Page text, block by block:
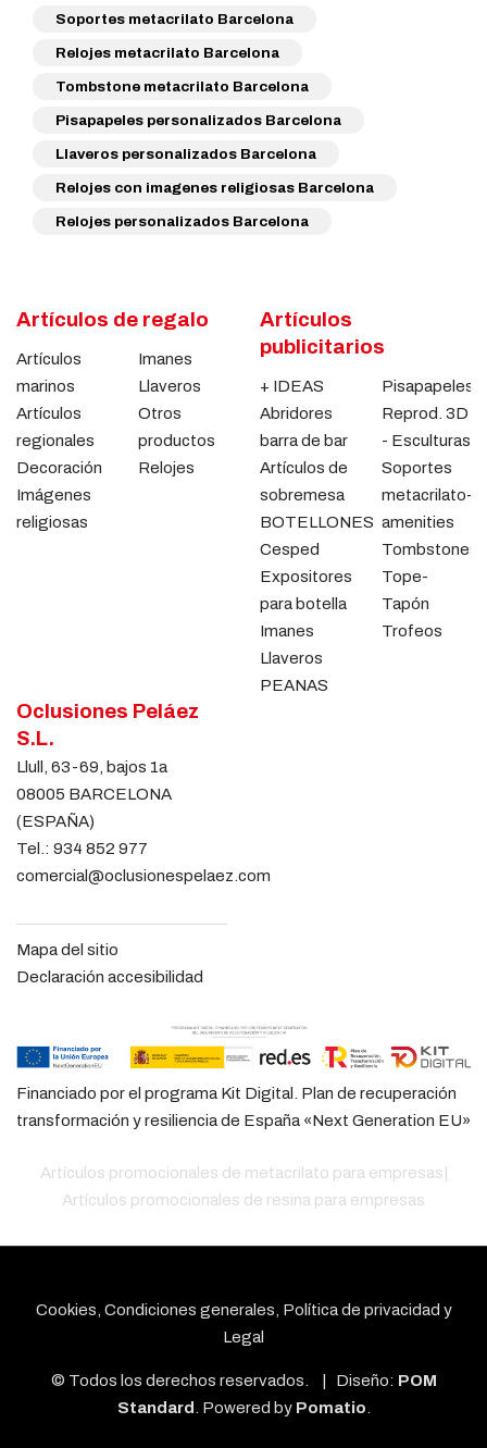
Soportes metacrilato Barcelona
Relojes metacrilato Barcelona
Tombstone metacrilato Barcelona
Pisapapeles personalizados Barcelona
Llaveros personalizados Barcelona
Relojes con imagenes religiosas Barcelona
Relojes personalizados Barcelona
Artículos de regalo
Artículos
marinos
Artículos
regionales
Decoración
Imágenes
religiosas
Imanes
Llaveros
Otros
productos
Relojes
Artículos
publicitarios
+ IDEAS
Abridores
barra de bar
Artículos de
sobremesa
BOTELLONES
Cesped
Expositores
para botella
Imanes
Llaveros
PEANAS
Pisapapeles
Reprod. 3D
- Esculturas
Soportes
metacrilato-
amenities
Tombstones
Tope-
Tapón
Trofeos
Oclusiones Peláez
S.L.
Llull, 63-69, bajos 1a
08005 BARCELONA
(ESPAÑA)
Tel.: 934 852 977
comercial@oclusionespelaez.com
Mapa del sitio
Declaración accesibilidad
Financiado por el programa Kit Digital. Plan de recuperación
transformación y resiliencia de España «Next Generation EU»
Artículos promocionales de metacrilato para empresas|
Artículos promocionales de resina para empresas
Cookies, Condiciones generales, Política de privacidad y
Legal
© Todos los derechos reservados. | Diseño: POM
Standard. Powered byPomatio.